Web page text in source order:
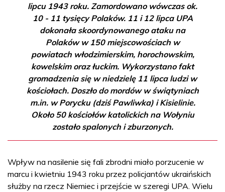
lipcu 1943 roku. Zamordowano wówczas ok.
10 - 11 tysięcy Polaków. 11 i 12 lipca UPA
dokonała skoordynowanego ataku na
Polaków w 150 miejscowościach w
powiatach włodzimierskim, horochowskim,
kowelskim oraz łuckim. Wykorzystano fakt
gromadzenia się w niedzielę 11 lipca ludzi w
kościołach. Doszło do mordów w świątyniach
m.in. w Porycku (dziś Pawliwka) i Kisielinie.
Około 50 kościołów katolickich na Wołyniu
zostało spalonych i zburzonych.
Wpływ na nasilenie się fali zbrodni miało porzucenie w
marcu i kwietniu 1943 roku przez policjantów ukraińskich
służby na rzecz Niemiec i przejście w szeregi UPA. Wielu